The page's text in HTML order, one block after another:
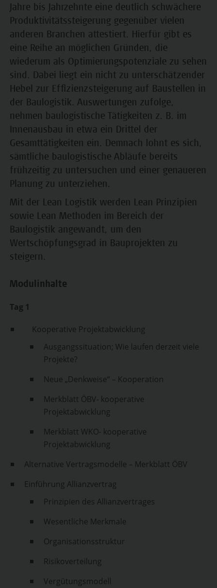
Jahre bis Jahrzehnte eine deutlich schwächere
Produktivitätssteigerung gegenüber vielen
anderen Branchen attestiert. Hierfür gibt es
eine Reihe an möglichen Gründen, die
wiederum als Optimierungspotenziale zu sehen
sind. Dabei liegt ein nicht zu unterschätzender
Hebel zur Effizienzsteigerung auf Baustellen in
der Baulogistik. Auswertungen zufolge,
nehmen baulogistische Tätigkeiten z. B. im
Innenausbau in etwa ein Drittel der
Gesamttätigkeiten ein. Demnach lohnt es sich,
sämtliche baulogistische Abläufe bereits
frühzeitig zu untersuchen und einer genaueren
Planung zu unterziehen.
Mit der Lean Logistik werden Lean Prinzipien
sowie Lean Methoden im Bereich der
Baulogistik angewandt, um den
Wertschöpfungsgrad in Bauprojekten zu
steigern.
Modulinhalte
Tag 1
Kooperative Projektabwicklung
Ausgangssituation; Wie laufen derzeit viele
Projekte?
Neue „Denkweise“ – Kooperation
Merkblatt ÖBV- kooperative
Projektabwicklung
Merkblatt WKO- kooperative
Projektabwicklung
Alternative Vertragsmodelle – Merkblatt ÖBV
Einführung Allianzvertrag
Prinzipien des Allianzvertrages
Wesentliche Merkmale
Organisationsstruktur
Risikoverteilung
Vergütungsmodell